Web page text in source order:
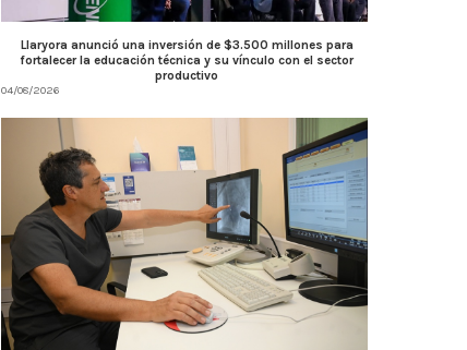
Llaryora anunció una inversión de $3.500 millones para
fortalecer la educación técnica y su vínculo con el sector
productivo
04/08/2026